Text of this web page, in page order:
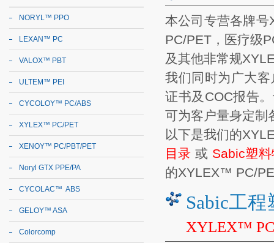
本公司专营各牌
PC/PET ， 医疗级
及其他非常规
我们同时为广大
证书及COC报告
可为客户量身定制
以下是我们的
目录 或 Sabic塑
的XYLEX™ PC/
Sabic工
XYLEX™
NORYL™ PPO
LEXAN™ PC
VALOX™ PBT
ULTEM™ PEI
CYCOLOY™ PC/ABS
XYLEX™ PC/PET
XENOY™ PC/PBT/PET
Noryl GTX PPE/PA
CYCOLAC™ ABS
GELOY™ ASA
Colorcomp